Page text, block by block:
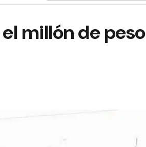
millón de peso